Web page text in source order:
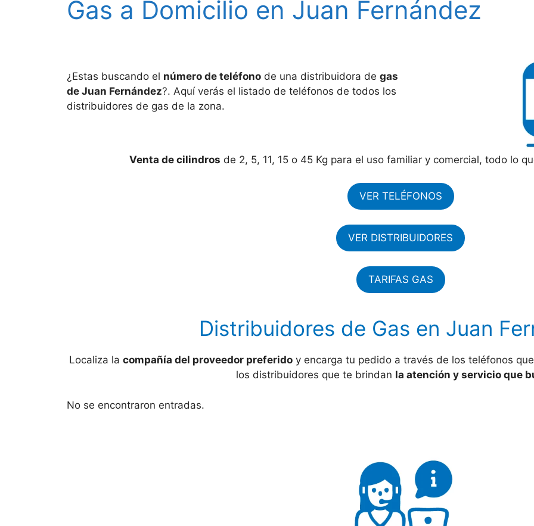
Gas a Domicilio en Juan Fernández
¿Estas buscando el número de teléfono de una distribuidora de gas
de Juan Fernández?. Aquí verás el listado de teléfonos de todos los
distribuidores de gas de la zona.
Venta de cilindros de 2, 5, 11, 15 o 45 Kg para el uso familiar y comercial, todo lo
VER TELÉFONOS
VER DISTRIBUIDORES
TARIFAS GAS
Distribuidores de Gas en Juan
Localiza la compañía del proveedor preferido y encarga tu pedido a través de los teléfonos
los distribuidores que te brindan la atención y servicio que
No se encontraron entradas.